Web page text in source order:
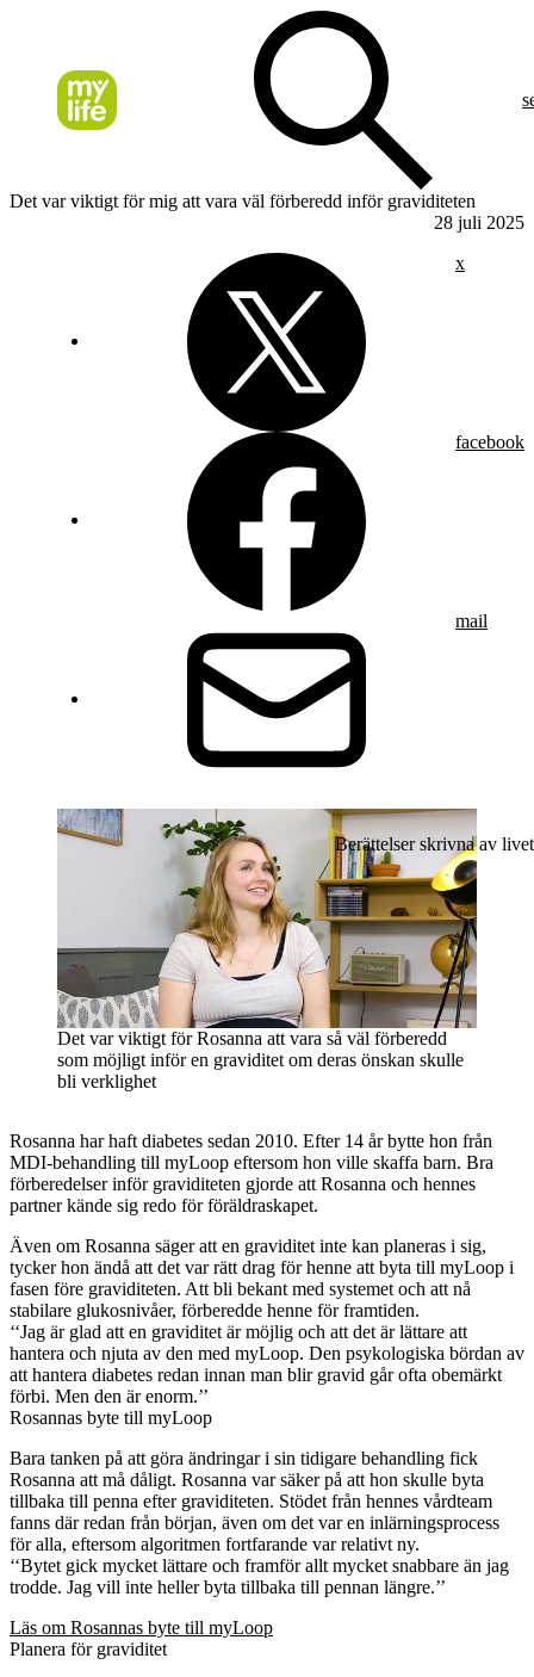
Det var viktigt för mig att vara väl förberedd inför graviditeten
28 juli 2025
x
facebook
mail
Berättelser skrivna av livet
Det var viktigt för Rosanna att vara så väl förberedd
som möjligt inför en graviditet om deras önskan skulle
bli verklighet
Rosanna har haft diabetes sedan 2010. Efter 14 år bytte hon från
MDI-behandling till myLoop eftersom hon ville skaffa barn. Bra
förberedelser inför graviditeten gjorde att Rosanna och hennes
partner kände sig redo för föräldraskapet.
Även om Rosanna säger att en graviditet inte kan planeras i sig,
tycker hon ändå att det var rätt drag för henne att byta till myLoop i
fasen före graviditeten. Att bli bekant med systemet och att nå
stabilare glukosnivåer, förberedde henne för framtiden.
‘‘Jag är glad att en graviditet är möjlig och att det är lättare att
hantera och njuta av den med myLoop. Den psykologiska bördan av
att hantera diabetes redan innan man blir gravid går ofta obemärkt
förbi. Men den är enorm.’’
Rosannas byte till myLoop
Bara tanken på att göra ändringar i sin tidigare behandling fick
Rosanna att må dåligt. Rosanna var säker på att hon skulle byta
tillbaka till penna efter graviditeten. Stödet från hennes vårdteam
fanns där redan från början, även om det var en inlärningsprocess
för alla, eftersom algoritmen fortfarande var relativt ny.
‘‘Bytet gick mycket lättare och framför allt mycket snabbare än jag
trodde. Jag vill inte heller byta tillbaka till pennan längre.’’
Läs om Rosannas byte till myLoop
Planera för graviditet